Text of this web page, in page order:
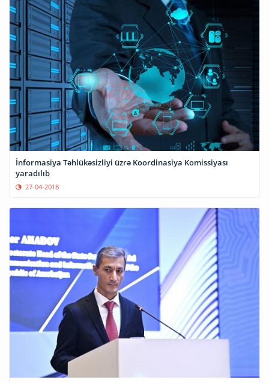
İnformasiya Təhlükəsizliyi üzrə Koordinasiya Komissiyası
yaradılıb
27-04-2018